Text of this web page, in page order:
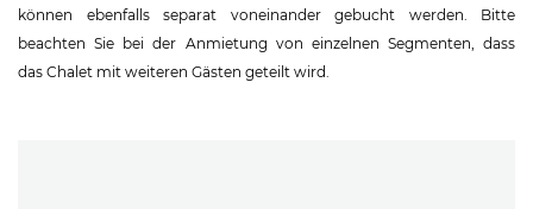
können ebenfalls separat voneinander gebucht werden. Bitte
beachten Sie bei der Anmietung von einzelnen Segmenten, dass
das Chalet mit weiteren Gästen geteilt wird.